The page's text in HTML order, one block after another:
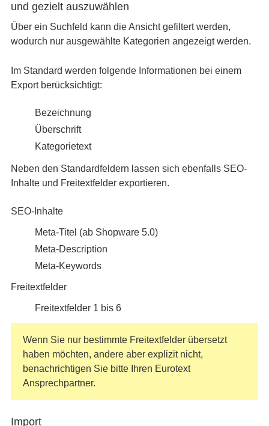
und gezielt auszuwählen
Über ein Suchfeld kann die Ansicht gefiltert werden,
wodurch nur ausgewählte Kategorien angezeigt werden.
Im Standard werden folgende Informationen bei einem
Export berücksichtigt:
Bezeichnung
Überschrift
Kategorietext
Neben den Standardfeldern lassen sich ebenfalls SEO-
Inhalte und Freitextfelder exportieren.
SEO-Inhalte
Meta-Titel (ab Shopware 5.0)
Meta-Description
Meta-Keywords
Freitextfelder
Freitextfelder 1 bis 6
Wenn Sie nur bestimmte Freitextfelder übersetzt
haben möchten, andere aber explizit nicht,
benachrichtigen Sie bitte Ihren Eurotext
Ansprechpartner.
Import